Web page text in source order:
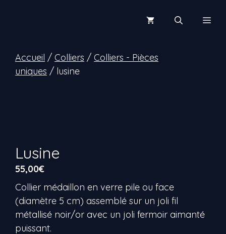
Accueil / Colliers / Colliers - Pièces
uniques / lusine
Lusine
55,00€
Collier médaillon en verre pile ou face
(diamètre 5 cm) assemblé sur un joli fil
métallisé noir/or avec un joli fermoir aimanté
puissant.